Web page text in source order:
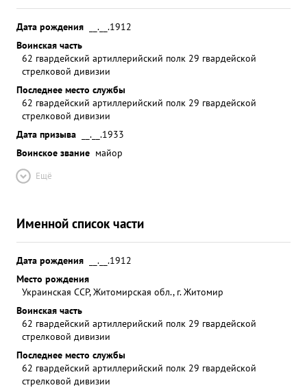
Дата рождения
__.__.1912
Воинская часть
62 гвардейский артиллерийский полк 29 гвардейской
стрелковой дивизии
Последнее место службы
62 гвардейский артиллерийский полк 29 гвардейской
стрелковой дивизии
Дата призыва
__.__.1933
Воинское звание майор
Ещё
Именной список части
Дата рождения
__.__.1912
Место рождения
Украинская ССР, Житомирская обл., г. Житомир
Воинская часть
62 гвардейский артиллерийский полк 29 гвардейской
стрелковой дивизии
Последнее место службы
62 гвардейский артиллерийский полк 29 гвардейской
стрелковой дивизии